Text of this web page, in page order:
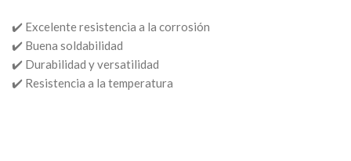
✔️ Excelente resistencia a la corrosión
✔️ Buena soldabilidad
✔️ Durabilidad y versatilidad
✔️ Resistencia a la temperatura